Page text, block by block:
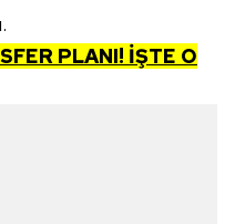
PLANI! İŞTE O